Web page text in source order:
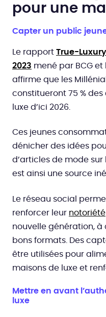
pour une
Capter un public
Le rapport True-
2023 mené par BCG
affirme que les
constitueront 75 %
luxe d’ici 2026.
Ces jeunes
dénicher des idées
d’articles de mode sur
est ainsi une source
Le réseau social
renforcer leur notoriété
nouvelle génération, à
bons formats. Des
être utilisées pour
maisons de luxe et
Mettre en avant
luxe